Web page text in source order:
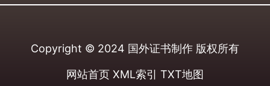
Copyright © 2024 国外证书制作 版权所有
网站首页 XML索引 TXT地图